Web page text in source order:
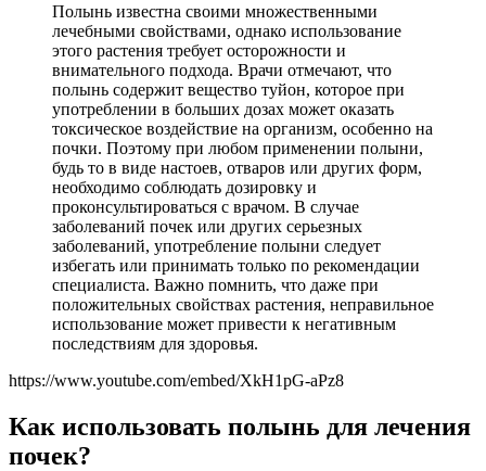
Полынь известна своими множественными
лечебными свойствами, однако использование
этого растения требует осторожности и
внимательного подхода. Врачи отмечают, что
полынь содержит вещество туйон, которое при
употреблении в больших дозах может оказать
токсическое воздействие на организм, особенно на
почки. Поэтому при любом применении полыни,
будь то в виде настоев, отваров или других форм,
необходимо соблюдать дозировку и
проконсультироваться с врачом. В случае
заболеваний почек или других серьезных
заболеваний, употребление полыни следует
избегать или принимать только по рекомендации
специалиста. Важно помнить, что даже при
положительных свойствах растения, неправильное
использование может привести к негативным
последствиям для здоровья.
https://www.youtube.com/embed/XkH1pG-aPz8
Как использовать полынь для лечения
почек?